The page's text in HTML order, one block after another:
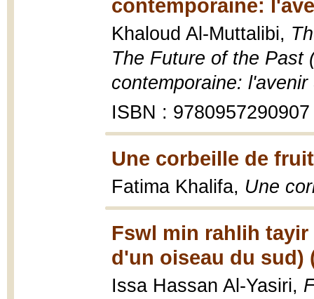
contemporaine:
Khaloud Al-Muttalibi,
The Future of the Past
contemporaine:
ISBN : 9780957290907
Une corbeille de
Fatima Khalifa, Une
Fswl min rahlih
d'un oiseau du sud)
Issa Hassan Al-Yasiri,